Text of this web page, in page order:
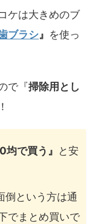
ケは大きめのブ
ブラシ』 を使っ
で『掃除用とし
で買う』 と安
倒という方は通
でまとめ買いで